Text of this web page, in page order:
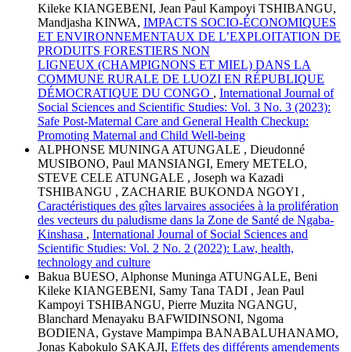
Kileke KIANGEBENI, Jean Paul Kampoyi TSHIBANGU,
Mandjasha KINWA, IMPACTS SOCIO-ÉCONOMIQUES
ET ENVIRONNEMENTAUX DE L’EXPLOITATION DE
PRODUITS FORESTIERS NON
LIGNEUX (CHAMPIGNONS ET MIEL) DANS LA
COMMUNE RURALE DE LUOZI EN RÉPUBLIQUE
DÉMOCRATIQUE DU CONGO , International Journal of
Social Sciences and Scientific Studies: Vol. 3 No. 3 (2023):
Safe Post-Maternal Care and General Health Checkup:
Promoting Maternal and Child Well-being
ALPHONSE MUNINGA ATUNGALE , Dieudonné
MUSIBONO, Paul MANSIANGI, Emery METELO,
STEVE CELE ATUNGALE , Joseph wa Kazadi
TSHIBANGU , ZACHARIE BUKONDA NGOYI ,
Caractéristiques des gîtes larvaires associées à la prolifération
des vecteurs du paludisme dans la Zone de Santé de Ngaba-
Kinshasa , International Journal of Social Sciences and
Scientific Studies: Vol. 2 No. 2 (2022): Law, health,
technology and culture
Bakua BUESO, Alphonse Muninga ATUNGALE, Beni
Kileke KIANGEBENI, Samy Tana TADI , Jean Paul
Kampoyi TSHIBANGU, Pierre Muzita NGANGU,
Blanchard Menayaku BAFWIDINSONI, Ngoma
BODIENA, Gystave Mampimpa BANABALUHANAMO,
Jonas Kabokulo SAKAJI, Effets des différents amendements